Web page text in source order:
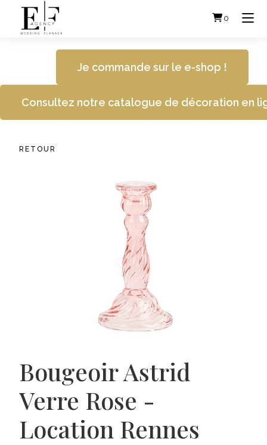
content
0
Je commande sur le e-shop !
Consultez notre catalogue de décoration en
RETOUR
Bougeoir Astrid
Verre Rose -
Location Rennes